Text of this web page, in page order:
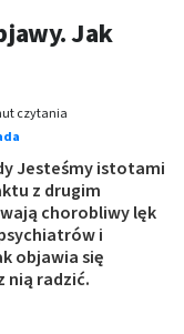
Jak
czytania
Jesteśmy istotami
z drugim
chorobliwy lęk
i
objawia się
nią radzić.